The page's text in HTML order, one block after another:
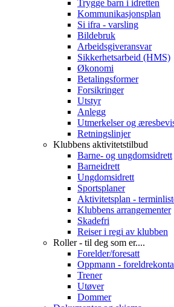
Trygge barn i idretten
Kommunikasjonsplan
Si ifra - varsling
Bildebruk
Arbeidsgiveransvar
Sikkerhetsarbeid (HMS)
Økonomi
Betalingsformer
Forsikringer
Utstyr
Anlegg
Utmerkelser og
Retningslinjer
Klubbens aktivitetstilbud
Barne- og ungdomsidrett
Barneidrett
Ungdomsidrett
Sportsplaner
Aktivitetsplan -
Klubbens arrangementer
Skadefri
Reiser i regi av klubben
Roller - til deg som er....
Forelder/foresatt
Oppmann -
Trener
Utøver
Dommer